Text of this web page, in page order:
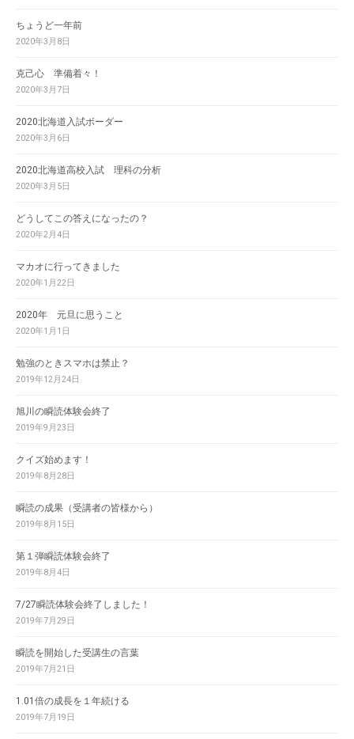
ちょうど一年前
2020年3月8日
克己心 準備着々！
2020年3月7日
2020北海道入試ボーダー
2020年3月6日
2020北海道高校入試 理科の分析
2020年3月5日
どうしてこの答えになったの？
2020年2月4日
マカオに行ってきました
2020年1月22日
2020年 元旦に思うこと
2020年1月1日
勉強のときスマホは禁止？
2019年12月24日
旭川の瞬読体験会終了
2019年9月23日
クイズ始めます！
2019年8月28日
瞬読の成果（受講者の皆様から）
2019年8月15日
第１弾瞬読体験会終了
2019年8月4日
7/27瞬読体験会終了しました！
2019年7月29日
瞬読を開始した受講生の言葉
2019年7月21日
1.01倍の成長を１年続ける
2019年7月19日